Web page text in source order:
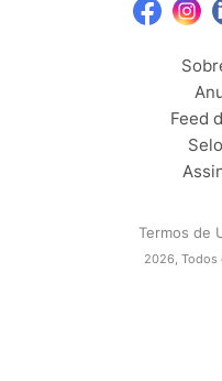
Feed
Termos de
2026, Todos